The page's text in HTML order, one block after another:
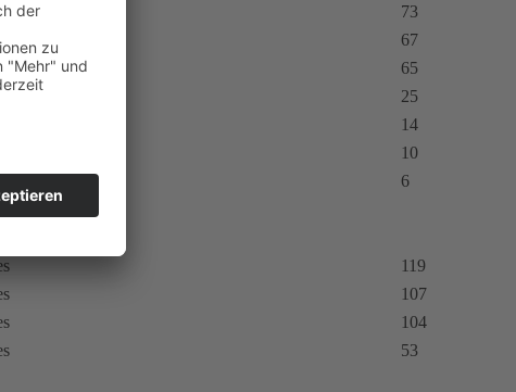
73
67
65
25
14
10
6
119
107
104
53